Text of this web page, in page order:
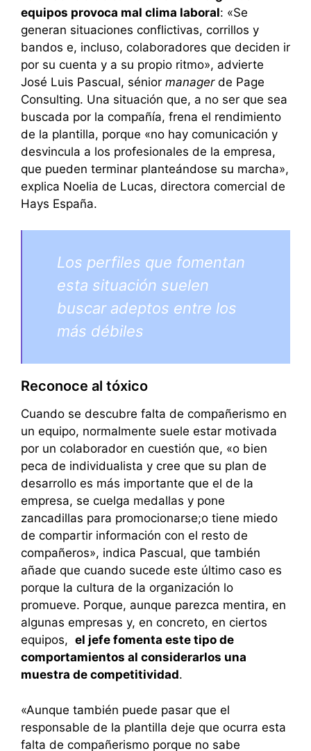
equipos provoca mal clima laboral: «Se
generan situaciones conflictivas, corrillos y
bandos e, incluso, colaboradores que deciden ir
por su cuenta y a su propio ritmo», advierte
José Luis Pascual, sénior manager de Page
Consulting. Una situación que, a no ser que sea
buscada por la compañía, frena el rendimiento
de la plantilla, porque «no hay comunicación y
desvincula a los profesionales de la empresa,
que pueden terminar planteándose su marcha»,
explica Noelia de Lucas, directora comercial de
Hays España.
Los perfiles que fomentan
esta situación suelen
buscar adeptos entre los
más débiles
Reconoce al tóxico
Cuando se descubre falta de compañerismo en
un equipo, normalmente suele estar motivada
por un colaborador en cuestión que, «o bien
peca de individualista y cree que su plan de
desarrollo es más importante que el de la
empresa, se cuelga medallas y pone
zancadillas para promocionarse;o tiene miedo
de compartir información con el resto de
compañeros», indica Pascual, que también
añade que cuando sucede este último caso es
porque la cultura de la organización lo
promueve. Porque, aunque parezca mentira, en
algunas empresas y, en concreto, en ciertos
equipos, el jefe fomenta este tipo de
comportamientos al considerarlos una
muestra de competitividad.
«Aunque también puede pasar que el
responsable de la plantilla deje que ocurra esta
falta de compañerismo porque no sabe